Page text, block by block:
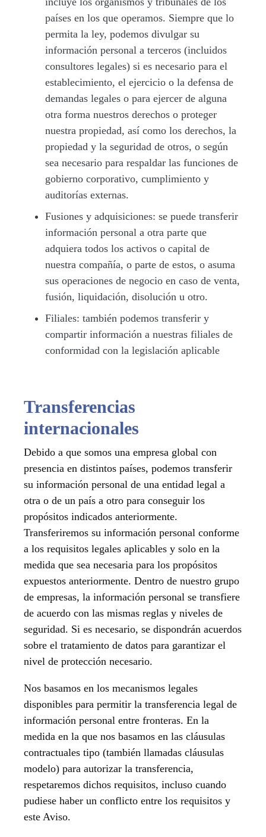
países en los que operamos. Siempre que lo
permita la ley, podemos divulgar su
información personal a terceros (incluidos
consultores legales) si es necesario para el
establecimiento, el ejercicio o la defensa de
demandas legales o para ejercer de alguna
otra forma nuestros derechos o proteger
nuestra propiedad, así como los derechos, la
propiedad y la seguridad de otros, o según
sea necesario para respaldar las funciones de
gobierno corporativo, cumplimiento y
auditorías externas.
Fusiones y adquisiciones: se puede transferir
información personal a otra parte que
adquiera todos los activos o capital de
nuestra compañía, o parte de estos, o asuma
sus operaciones de negocio en caso de venta,
fusión, liquidación, disolución u otro.
Filiales: también podemos transferir y
compartir información a nuestras filiales de
conformidad con la legislación aplicable
Transferencias
internacionales
Debido a que somos una empresa global con
presencia en distintos países, podemos transferir
su información personal de una entidad legal a
otra o de un país a otro para conseguir los
propósitos indicados anteriormente.
Transferiremos su información personal conforme
a los requisitos legales aplicables y solo en la
medida que sea necesaria para los propósitos
expuestos anteriormente. Dentro de nuestro grupo
de empresas, la información personal se transfiere
de acuerdo con las mismas reglas y niveles de
seguridad. Si es necesario, se dispondrán acuerdos
sobre el tratamiento de datos para garantizar el
nivel de protección necesario.
Nos basamos en los mecanismos legales
disponibles para permitir la transferencia legal de
información personal entre fronteras. En la
medida en la que nos basamos en las cláusulas
contractuales tipo (también llamadas cláusulas
modelo) para autorizar la transferencia,
respetaremos dichos requisitos, incluso cuando
pudiese haber un conflicto entre los requisitos y
este Aviso.